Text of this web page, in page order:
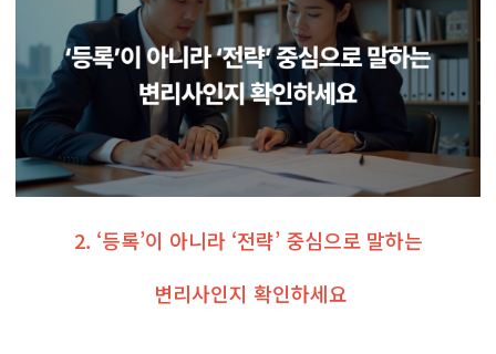
2. ‘등록’이 아니라 ‘전략’ 중심으로 말하는
변리사인지 확인하세요